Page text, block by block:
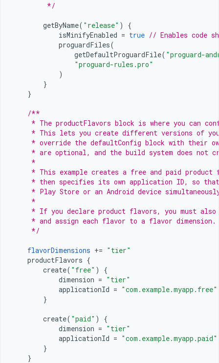
         */
getByName( "release" )
{
isMinifyEnabled = true // Enables code
proguardFiles(
getDefaultProguardFile( "proguard-
"proguard-rules.pro"
)
}
}
/**
* The productFlavors block is where you can
* This lets you create different versions of
* override the defaultConfig block with their
* are optional, and the build system does not
     *
* This example creates a free and paid product
* then specifies its own application ID, so
* Play Store or an Android device
     *
* If you declare product flavors, you must
     * and assign each flavor to a flavor dimension.
     */
flavorDimensions += "tier"
productFlavors {
create( "free" )
{
dimension = "tier"
applicationId = "com.example.myapp.free"
}
create( "paid" )
{
dimension = "tier"
applicationId = "com.example.myapp.paid"
}
}